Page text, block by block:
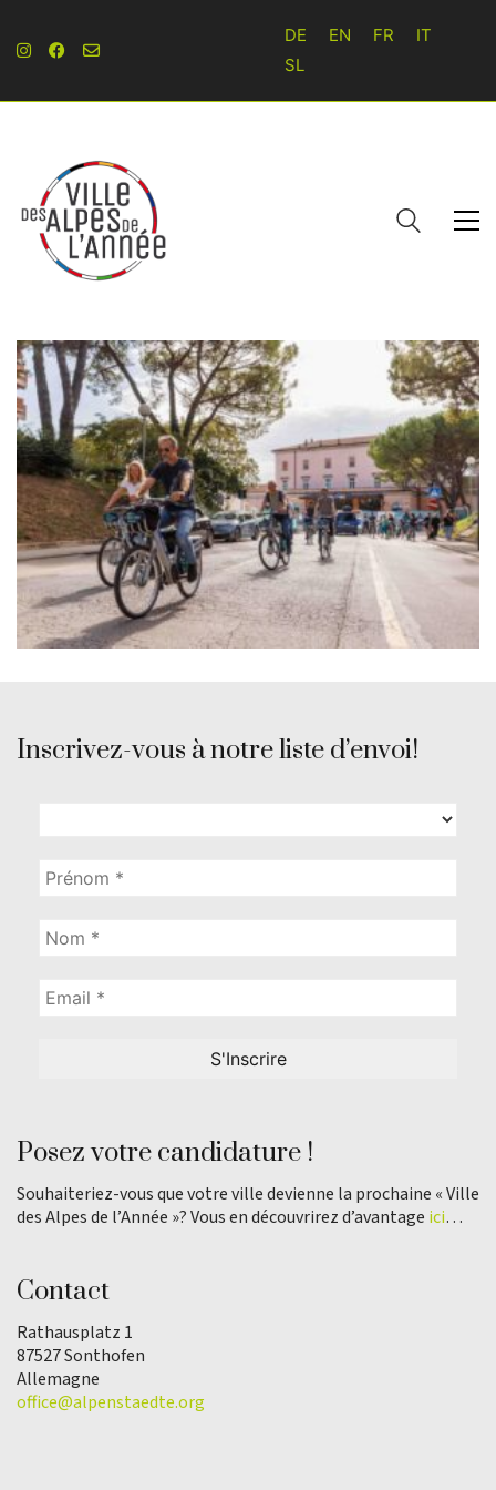
DE EN FR
IT
SL
Inscrivez-vous à notre liste d’envoi!
Posez votre candidature !
Souhaiteriez-vous que votre ville devienne la prochaine « Ville
des Alpes de l’Année »? Vous en découvrirez d’avantage ici…
Contact
Rathausplatz 1
87527 Sonthofen
Allemagne
office@alpenstaedte.org